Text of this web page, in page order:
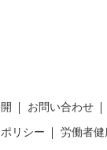
お問い合わせ
リシー
労働者